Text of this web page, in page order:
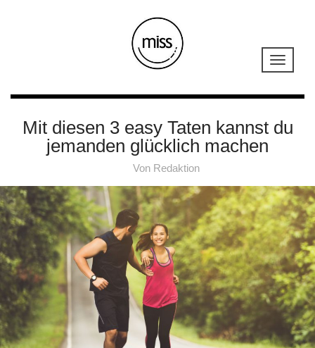
Mit diesen 3 easy Taten kannst du
jemanden glücklich machen
Von Redaktion